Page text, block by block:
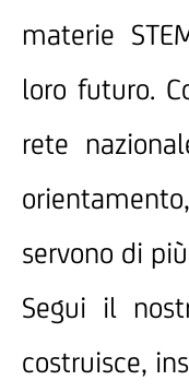
materie
loro futuro.
rete
servono di
Segui il
costruisce,